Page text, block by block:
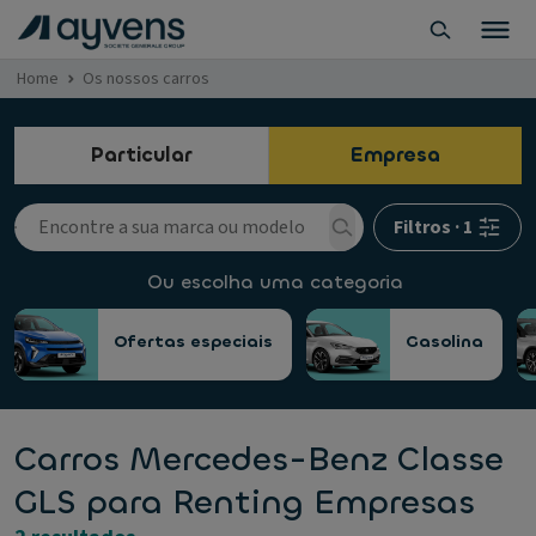
Home Os nossos carros
Particular Empresa
Filtros ·1
Ou escolha uma categoria
Ofertas especiais Gasolina
Carros Mercedes-Benz Classe
GLS para Renting Empresas